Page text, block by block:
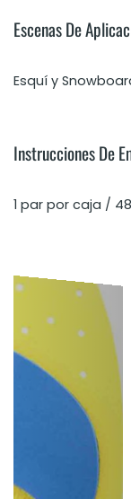
Escenas De
Esquí y
Instrucciones De
1 par por caja /